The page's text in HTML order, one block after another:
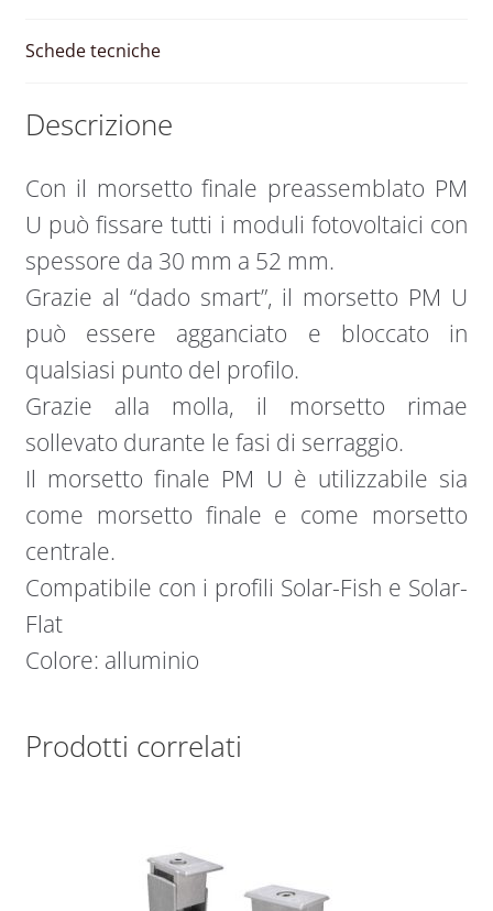
Schede tecniche
Descrizione
Con il morsetto finale preassemblato PM
U può fissare tutti i moduli fotovoltaici con
spessore da 30 mm a 52 mm.
Grazie al “dado smart”, il morsetto PM U
può essere agganciato e bloccato in
qualsiasi punto del profilo.
Grazie alla molla, il morsetto rimae
sollevato durante le fasi di serraggio.
Il morsetto finale PM U è utilizzabile sia
come morsetto finale e come morsetto
centrale.
Compatibile con i profili Solar-Fish e Solar-
Flat
Colore: alluminio
Prodotti correlati